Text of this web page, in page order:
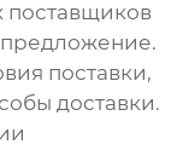
поставщиков
поставки,
доставки.